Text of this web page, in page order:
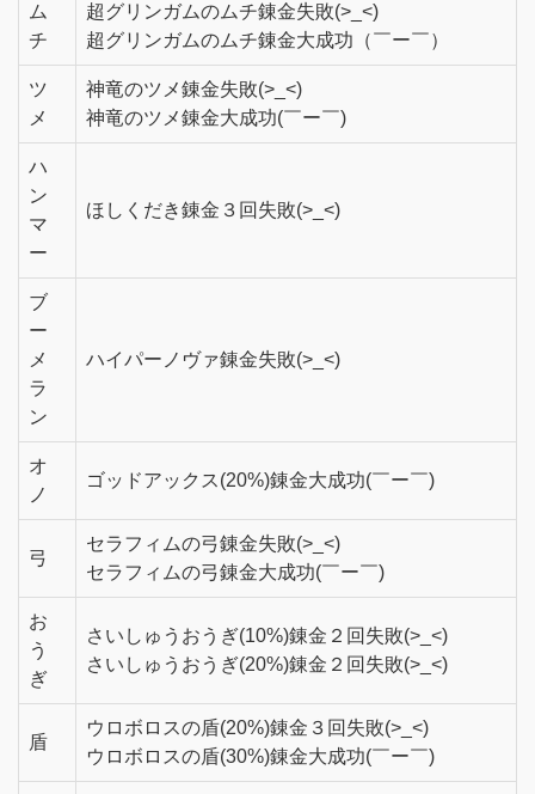
ム
チ
超グリンガムのムチ錬金失敗(>_<)
超グリンガムのムチ錬金大成功（￣ー￣）
ツ
メ
神竜のツメ錬金失敗(>_<)
神竜のツメ錬金大成功(￣ー￣)
ハ
ン
マ
ー
ほしくだき錬金３回失敗(>_<)
ブ
ー
メ
ラ
ン
ハイパーノヴァ錬金失敗(>_<)
オ
ノ
ゴッドアックス(20%)錬金大成功(￣ー￣)
弓
セラフィムの弓錬金失敗(>_<)
セラフィムの弓錬金大成功(￣ー￣)
お
う
ぎ
さいしゅうおうぎ(10%)錬金２回失敗(>_<)
さいしゅうおうぎ(20%)錬金２回失敗(>_<)
盾
ウロボロスの盾(20%)錬金３回失敗(>_<)
ウロボロスの盾(30%)錬金大成功(￣ー￣)